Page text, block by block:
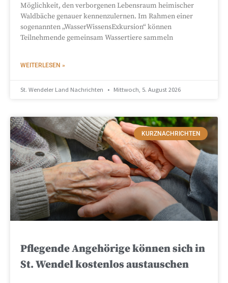
Möglichkeit, den verborgenen Lebensraum heimischer
Waldbäche genauer kennenzulernen. Im Rahmen einer
sogenannten „WasserWissensExkursion“ können
Teilnehmende gemeinsam Wassertiere sammeln
WEITERLESEN »
St. Wendeler Land Nachrichten Mittwoch, 5. August 2026
KURZNACHRICHTEN
Pflegende Angehörige können sich in
St. Wendel kostenlos austauschen